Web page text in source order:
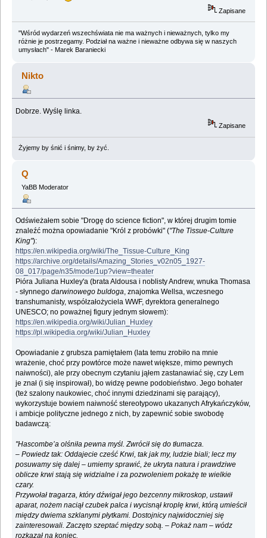
Zapisane
"Wśród wydarzeń wszechświata nie ma ważnych i nieważnych, tylko my
różnie je postrzegamy. Podział na ważne i nieważne odbywa się w naszych
umysłach" - Marek Baraniecki
Nikto
Dobrze. Wyślę linka.
Zapisane
Żyjemy by śnić i śnimy, by żyć.
Q
YaBB Moderator
Odświeżałem sobie "Drogę do science fiction", w której drugim tomie
znaleźć można opowiadanie "Król z probówki" ("The Tissue-Culture
King"):
https://en.wikipedia.org/wiki/The_Tissue-Culture_King
https://archive.org/details/Amazing_Stories_v02n05_1927-
08_017/page/n35/mode/1up?view=theater
Pióra Juliana Huxley'a (brata Aldousa i noblisty Andrew, wnuka Thomasa
- słynnegodarwinowego buldoga, znajomka Wellsa, wczesnego
transhumanisty, współzałożyciela WWF, dyrektora generalnego
UNESCO; no poważnej figury jednym słowem):
https://en.wikipedia.org/wiki/Julian_Huxley
https://pl.wikipedia.org/wiki/Julian_Huxley
Opowiadanie z grubsza pamiętałem (lata temu zrobiło na mnie
wrażenie, choć przy powtórce może nawet większe, mimo pewnych
naiwności), ale przy obecnym czytaniu jąłem zastanawiać się, czy Lem
je znał (i się inspirował), bo widzę pewne podobieństwo. Jego bohater
(też szalony naukowiec, choć innymi dziedzinami się parający),
wykorzystuje bowiem naiwność stereotypowo ukazanych Afrykańczyków,
i ambicje polityczne jednego z nich, by zapewnić sobie swobodę
badawczą:
"Hascombe’a olśniła pewna myśl. Zwrócił się do tłumacza.
‒ Powiedz tak: Oddajecie cześć Krwi, tak jak my, ludzie biali; lecz my
posuwamy się dalej ‒ umiemy sprawić, że ukryta natura i prawdziwe
oblicze krwi stają się widzialne i za pozwoleniem pokażę te wielkie
czary.
Przywołał tragarza, który dźwigał jego bezcenny mikroskop, ustawił
aparat, nożem naciął czubek palca i wycisnął kroplę krwi, którą umieścił
między dwiema szklanymi płytkami. Dostojnicy najwidoczniej się
zainteresowali. Zaczęto szeptać między sobą. ‒ Pokaż nam ‒ wódz
rozkazał na koniec.